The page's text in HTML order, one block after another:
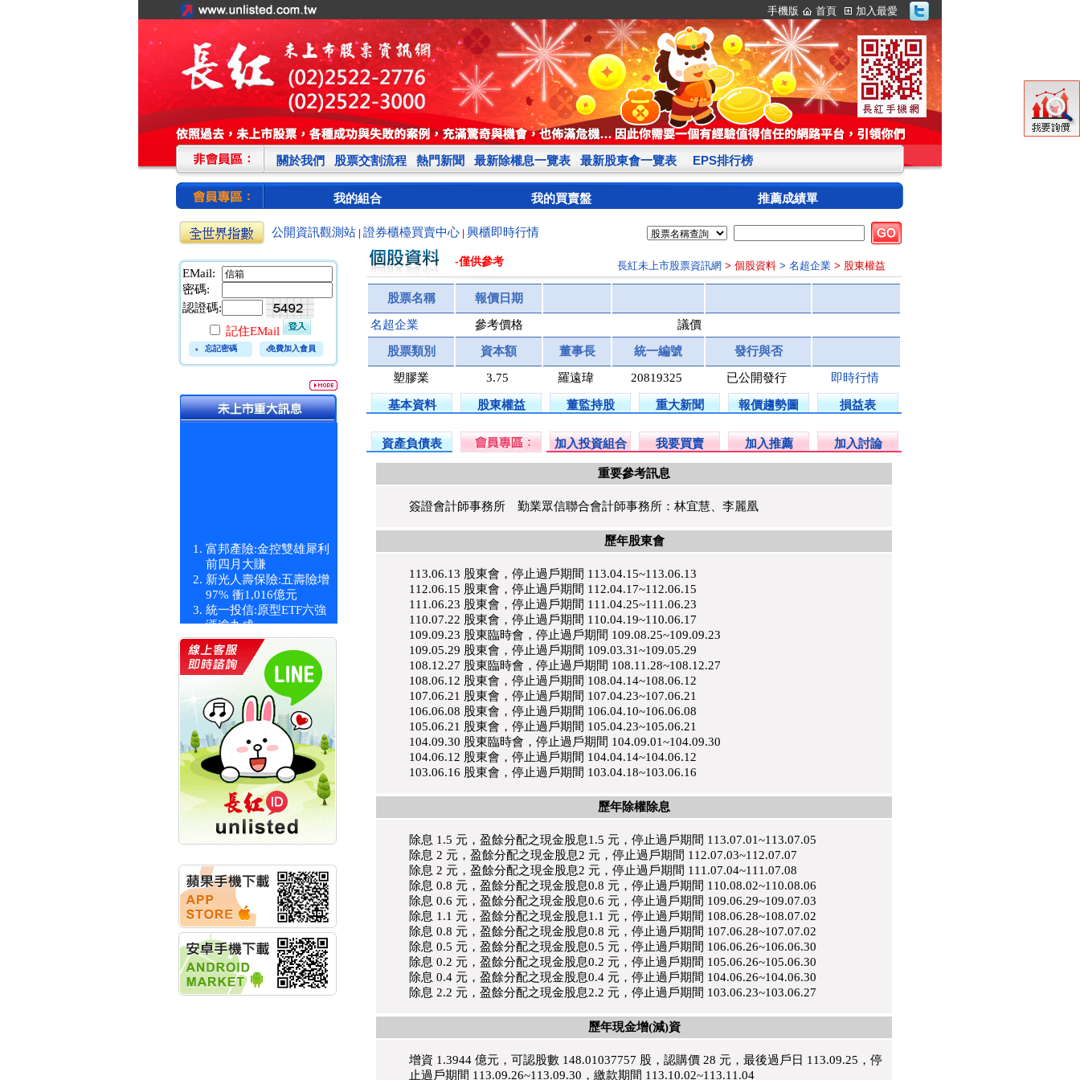
手機版 首頁 加入最愛
關於我們 股票交割流程 熱門新聞 最新除權息一覽表 最新股東會一覽表 EPS排行榜
我的組合 我的買賣盤 推薦成績單
公開資訊觀測站 證券櫃檯買賣中心 興櫃即時行情
EMail:
密碼:
認證碼:
記住EMail
忘記密碼 免費加入會員
富邦產險:金控雙雄犀利
前四月大賺
新光人壽保險:五壽險增
97% 衝1,016億元
統一投信:原型ETF六強
漲逾九成
價 被盯上
新光人壽保險:新壽Q1外
價金將達996億
宇辰系統科技:宇辰業績
創新高 啟動興櫃轉上櫃
計畫
明緯企業:明緯永續科技
競賽 以電源驅動善的力
量
秀育企業:秀育SHO-U儲
能系統 獲國內首張CNS
認證
聯博投信:聯博00404A
從容擁抱台股主流
華旭先進:代重要子公司
碩通散熱股份有限公司
公告董事會通過發言人
及代理發
華旭先進:代重要子公司
碩通散熱股份有限公司
公告董事會決議發行員
工認股權
華旭先進:代重要子公司
碩通散熱股份有限公司
-僅供參考 長紅未上市股票資訊網 > 個股資料 > 名超企業 > 股東權益
股票名稱 報價日期
名超企業 參考價格 議價
股票類別 資本額 董事長 統一編號 發行與否
塑膠業 3.75 羅遠瑋 20819325 已公開發行 即時行情
基本資料 股東權益 董監持股 重大新聞 報價趨勢圖 損益表
資產負債表 加入投資組合 我要買賣 加入推薦 加入討論
重要參考訊息
簽證會計師事務所 勤業眾信聯合會計師事務所：林宜慧、李麗凰
歷年股東會
113.06.13 股東會，停止過戶期間 113.04.15~113.06.13
112.06.15 股東會，停止過戶期間 112.04.17~112.06.15
111.06.23 股東會，停止過戶期間 111.04.25~111.06.23
110.07.22 股東會，停止過戶期間 110.04.19~110.06.17
109.09.23 股東臨時會，停止過戶期間 109.08.25~109.09.23
109.05.29 股東會，停止過戶期間 109.03.31~109.05.29
108.12.27 股東臨時會，停止過戶期間 108.11.28~108.12.27
108.06.12 股東會，停止過戶期間 108.04.14~108.06.12
107.06.21 股東會，停止過戶期間 107.04.23~107.06.21
106.06.08 股東會，停止過戶期間 106.04.10~106.06.08
105.06.21 股東會，停止過戶期間 105.04.23~105.06.21
104.09.30 股東臨時會，停止過戶期間 104.09.01~104.09.30
104.06.12 股東會，停止過戶期間 104.04.14~104.06.12
103.06.16 股東會，停止過戶期間 103.04.18~103.06.16
歷年除權除息
除息 1.5 元，盈餘分配之現金股息1.5 元，停止過戶期間 113.07.01~113.07.05
除息 2 元，盈餘分配之現金股息2 元，停止過戶期間 112.07.03~112.07.07
除息 2 元，盈餘分配之現金股息2 元，停止過戶期間 111.07.04~111.07.08
除息 0.8 元，盈餘分配之現金股息0.8 元，停止過戶期間 110.08.02~110.08.06
除息 0.6 元，盈餘分配之現金股息0.6 元，停止過戶期間 109.06.29~109.07.03
除息 1.1 元，盈餘分配之現金股息1.1 元，停止過戶期間 108.06.28~108.07.02
除息 0.8 元，盈餘分配之現金股息0.8 元，停止過戶期間 107.06.28~107.07.02
除息 0.5 元，盈餘分配之現金股息0.5 元，停止過戶期間 106.06.26~106.06.30
除息 0.2 元，盈餘分配之現金股息0.2 元，停止過戶期間 105.06.26~105.06.30
除息 0.4 元，盈餘分配之現金股息0.4 元，停止過戶期間 104.06.26~104.06.30
除息 2.2 元，盈餘分配之現金股息2.2 元，停止過戶期間 103.06.23~103.06.27
歷年現金增(減)資
增資 1.3944 億元，可認股數 148.01037757 股，認購價 28 元，最後過戶日 113.09.25，停
止過戶期間 113.09.26~113.09.30，繳款期間 113.10.02~113.11.04